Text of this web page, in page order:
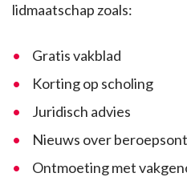
lidmaatschap zoals:
Gratis vakblad
Korting op scholing
Juridisch advies
Nieuws over
Ontmoeting met